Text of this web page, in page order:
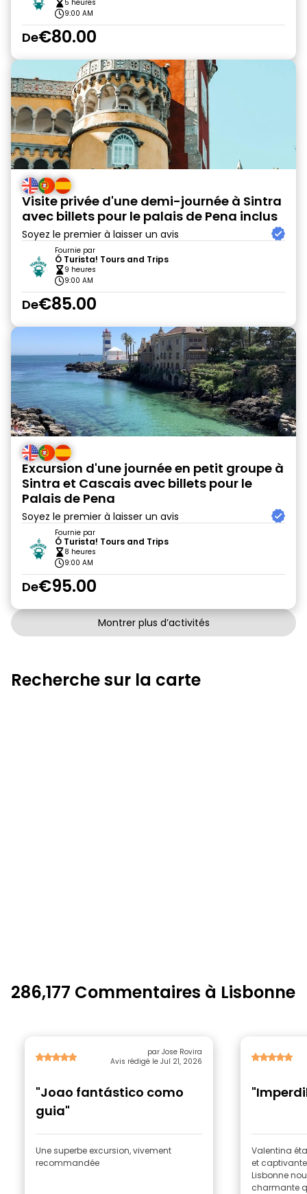
5 heures
9:00 AM
De€80.00
Visite privée d'une demi-journée à Sintra
avec billets pour le palais de Pena inclus
Soyez le premier à laisser un avis
Fournie par
Ó Turista! Tours and Trips
9 heures
9:00 AM
De€85.00
Excursion d'une journée en petit groupe à
Sintra et Cascais avec billets pour le
Palais de Pena
Soyez le premier à laisser un avis
Fournie par
Ó Turista! Tours and Trips
8 heures
9:00 AM
De€95.00
Montrer plus d’activités
Recherche sur la carte
286,177 Commentaires à Lisbonne
par Jose Rovira
Avis rédigé le Jul 21, 2026
"Joao fantástico como
guia"
Une superbe excursion, vivement
recommandée
Valentina
et
Lisbonne
charmante